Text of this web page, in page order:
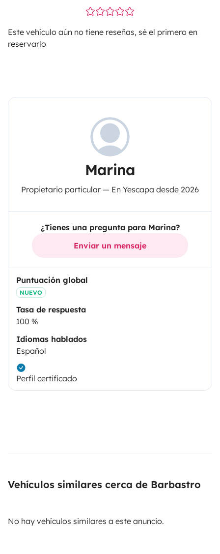
Este vehículo aún no tiene reseñas, sé el primero en
reservarlo
Marina
Propietario particular — En Yescapa desde 2026
¿Tienes una pregunta para Marina?
Enviar un mensaje
Puntuación global
NUEVO
Tasa de respuesta
100 %
Idiomas hablados
Español
Perfil certificado
Vehículos similares cerca de Barbastro
No hay vehículos similares a este anuncio.